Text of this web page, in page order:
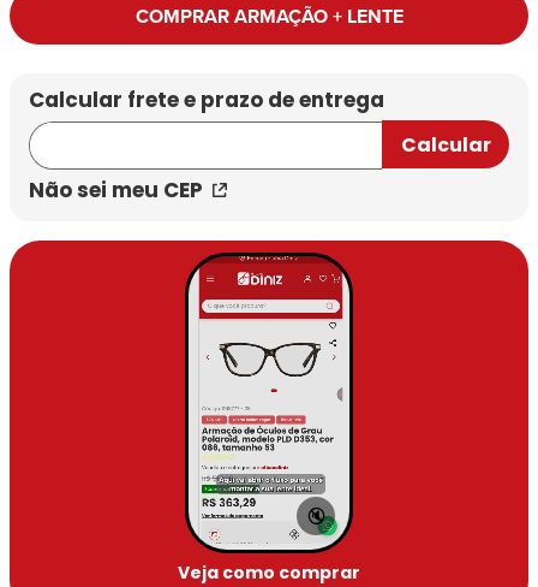
Todas
Totas
COMPRAR ARMAÇÃO + LENTE
Não sei meu CEP
🔇
Veja como comprar